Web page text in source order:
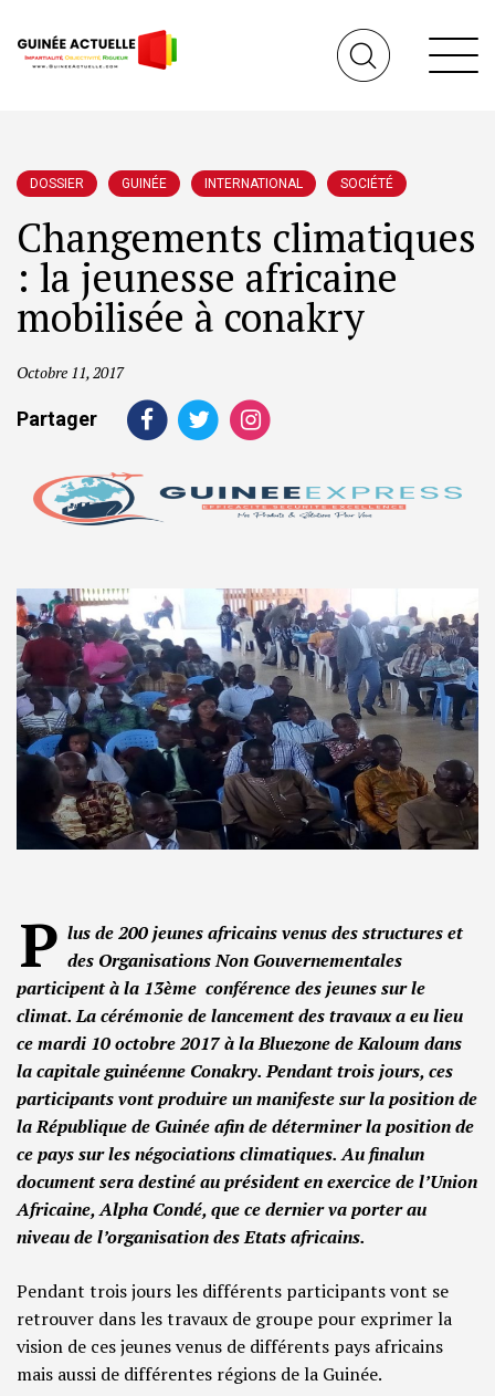
DOSSIER GUINÉE INTERNATIONAL SOCIÉTÉ
Changements climatiques
: la jeunesse africaine
mobilisée à conakry
Octobre 11, 2017
Partager
P lus de 200 jeunes africains venus des structures et
des Organisations Non Gouvernementales
participent à la 13ème conférence des jeunes sur le
climat. La cérémonie de lancement des travaux a eu lieu
ce mardi 10 octobre 2017 à la Bluezone de Kaloum dans
la capitale guinéenne Conakry. Pendant trois jours, ces
participants vont produire un manifeste sur la position de
la République de Guinée afin de déterminer la position de
ce pays sur les négociations climatiques. Au finalun
document sera destiné au président en exercice de l’Union
Africaine, Alpha Condé, que ce dernier va porter au
niveau de l’organisation des Etats africains.
Pendant trois jours les différents participants vont se
retrouver dans les travaux de groupe pour exprimer la
vision de ces jeunes venus de différents pays africains
mais aussi de différentes régions de la Guinée.